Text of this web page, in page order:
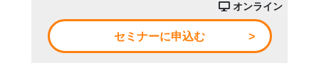
オンライン
セミナーに申込む